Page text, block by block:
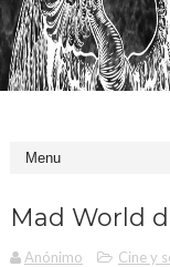
Mad World
Anónimo Cine y